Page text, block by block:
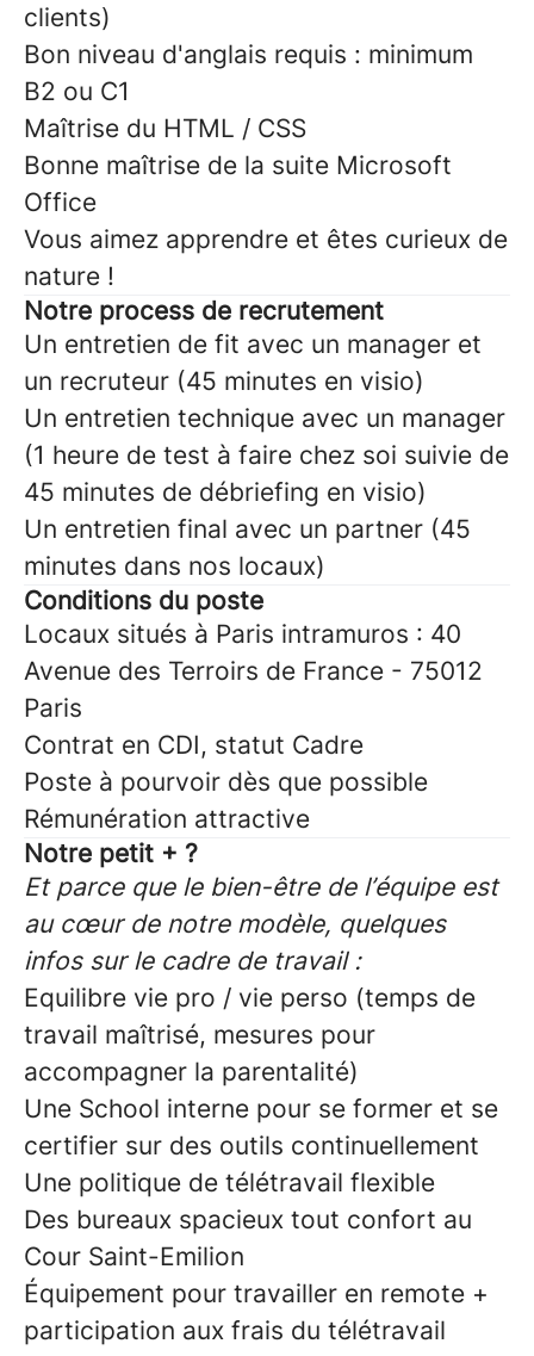
clients)
Bon niveau d'anglais requis : minimum
B2 ou C1
Maîtrise du HTML / CSS
Bonne maîtrise de la suite Microsoft
Office
Vous aimez apprendre et êtes curieux de
nature !
Notre process de recrutement
Un entretien de fit avec un manager et
un recruteur (45 minutes en visio)
Un entretien technique avec un manager
(1 heure de test à faire chez soi suivie de
45 minutes de débriefing en visio)
Un entretien final avec un partner (45
minutes dans nos locaux)
Conditions du poste
Locaux situés à Paris intramuros : 40
Avenue des Terroirs de France - 75012
Paris
Contrat en CDI, statut Cadre
Poste à pourvoir dès que possible
Rémunération attractive
Notre petit + ?
Et parce que le bien-être de l’équipe est
au cœur de notre modèle, quelques
infos sur le cadre de travail :
Equilibre vie pro / vie perso (temps de
travail maîtrisé, mesures pour
accompagner la parentalité)
Une School interne pour se former et se
certifier sur des outils continuellement
Une politique de télétravail flexible
Des bureaux spacieux tout confort au
Cour Saint-Emilion
Équipement pour travailler en remote +
participation aux frais du télétravail